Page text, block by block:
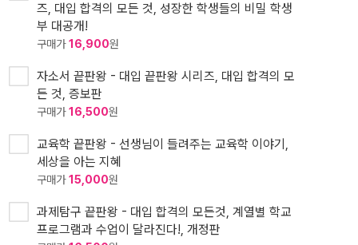
즈, 대입 합격의 모든 것, 성장한 학생들의 비밀 학생
부 대공개!
구매가16,900원
자소서 끝판왕 - 대입 끝판왕 시리즈, 대입 합격의 모
든 것, 증보판
구매가16,500원
교육학 끝판왕 - 선생님이 들려주는 교육학 이야기,
세상을 아는 지혜
구매가15,000원
과제탐구 끝판왕 - 대입 합격의 모든것, 계열별 학교
프로그램과 수업이 달라진다!, 개정판